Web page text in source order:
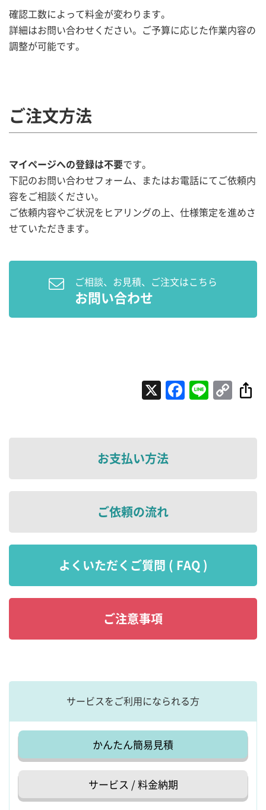
確認工数によって料金が変わります。
詳細はお問い合わせください。ご予算に応じた作業内容の
調整が可能です。
ご注文方法
マイページへの登録は不要です。
下記のお問い合わせフォーム、またはお電話にてご依頼内
容をご相談ください。
ご依頼内容やご状況をヒアリングの上、仕様策定を進めさ
せていただきます。
ご相談、お見積、ご注文はこちら
お問い合わせ
X Line
お支払い方法
ご依頼の流れ
よくいただくご質問 ( FAQ )
ご注意事項
サービスをご利用になられる方
かんたん簡易見積
サービス / 料金納期